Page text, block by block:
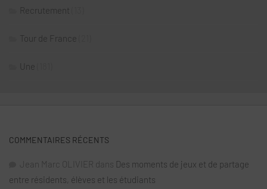
Recrutement
Tour de France
Une
COMMENTAIRES RÉCENTS
Jean Marc OLIVIER dans Des moments de jeux et de partage
entre résidents, élèves et les étudiants